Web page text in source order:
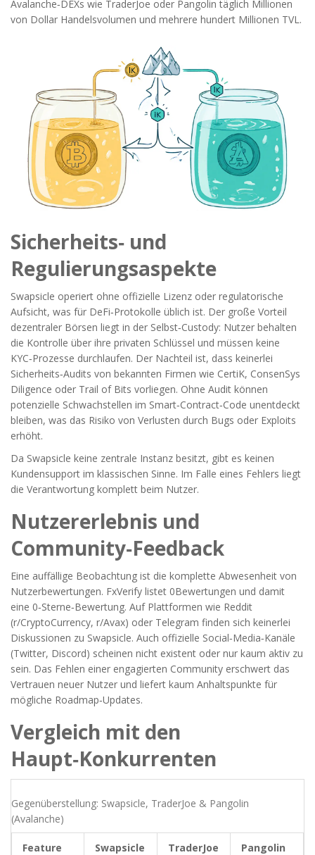
Avalanche‑DEXs wie TraderJoe oder Pangolin täglich Millionen
von Dollar Handelsvolumen und mehrere hundert Millionen TVL.
Sicherheits‑ und
Regulierungsaspekte
Swapsicle operiert ohne offizielle Lizenz oder regulatorische
Aufsicht, was für DeFi‑Protokolle üblich ist. Der große Vorteil
dezentraler Börsen liegt in der Selbst‑Custody: Nutzer behalten
die Kontrolle über ihre privaten Schlüssel und müssen keine
KYC‑Prozesse durchlaufen. Der Nachteil ist, dass keinerlei
Sicherheits‑Audits von bekannten Firmen wie CertiK, ConsenSys
Diligence oder Trail of Bits vorliegen. Ohne Audit können
potenzielle Schwachstellen im Smart‑Contract‑Code unentdeckt
bleiben, was das Risiko von Verlusten durch Bugs oder Exploits
erhöht.
Da Swapsicle keine zentrale Instanz besitzt, gibt es keinen
Kundensupport im klassischen Sinne. Im Falle eines Fehlers liegt
die Verantwortung komplett beim Nutzer.
Nutzererlebnis und
Community‑Feedback
Eine auffällige Beobachtung ist die komplette Abwesenheit von
Nutzerbewertungen. FxVerify listet 0Bewertungen und damit
eine 0‑Sterne‑Bewertung. Auf Plattformen wie Reddit
(r/CryptoCurrency, r/Avax) oder Telegram finden sich keinerlei
Diskussionen zu Swapsicle. Auch offizielle Social‑Media‑Kanäle
(Twitter, Discord) scheinen nicht existent oder nur kaum aktiv zu
sein. Das Fehlen einer engagierten Community erschwert das
Vertrauen neuer Nutzer und liefert kaum Anhaltspunkte für
mögliche Roadmap‑Updates.
Vergleich mit den
Haupt‑Konkurrenten
Gegenüberstellung: Swapsicle, TraderJoe & Pangolin
(Avalanche)
Feature Swapsicle TraderJoe Pangolin